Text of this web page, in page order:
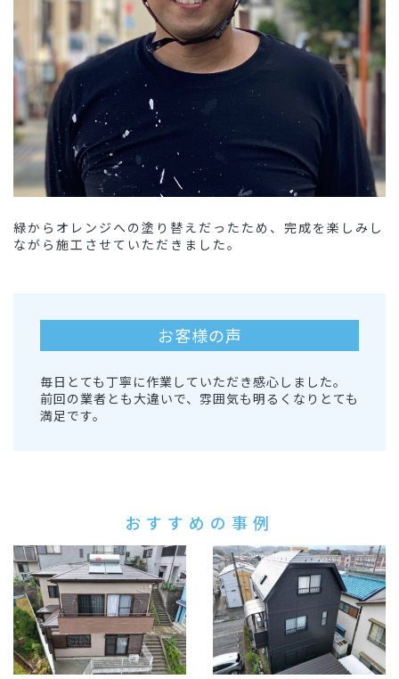
緑からオレンジへの塗り替えだったため、完成を楽しみし
ながら施工させていただきました。
お客様の声
毎日とても丁寧に作業していただき感心しました。
前回の業者とも大違いで、雰囲気も明るくなりとても
満足です。
おすすめの事例